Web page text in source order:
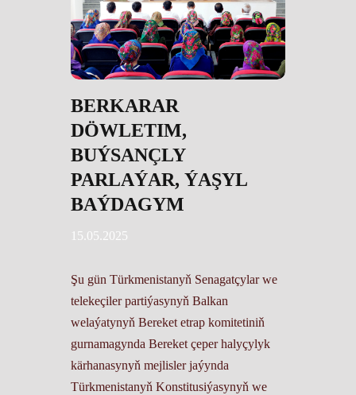
BERKARAR
DÖWLETIM,
BUÝSANÇLY
PARLAÝAR, ÝAŞYL
BAÝDAGYM
15.05.2025
Şu gün Türkmenistanyň Senagatçylar we
telekeçiler partiýasynyň Balkan
welaýatynyň Bereket etrap komitetiniň
gurnamagynda Bereket çeper halyçylyk
kärhanasynyň mejlisler jaýynda
Türkmenistanyň Konstitusiýasynyň we